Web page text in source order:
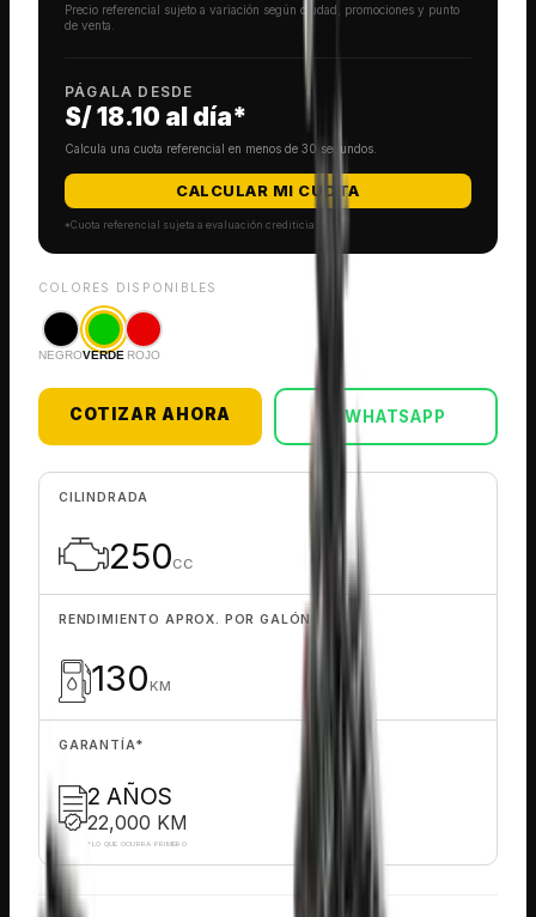
Precio referencial sujeto a variación según ciudad, promociones y punto
de venta.
PÁGALA DESDE
S/ 18.10 al día*
Calcula una cuota referencial en menos de 30 segundos.
CALCULAR MI CUOTA
*Cuota referencial sujeta a evaluación crediticia.
COLORES DISPONIBLES
NEGROVERDE ROJO
COTIZAR AHORA WHATSAPP
CILINDRADA
250CC
RENDIMIENTO APROX. POR GALÓN
130KM
GARANTÍA*
2 AÑOS
22,000 KM
* LO QUE OCURRA PRIMERO